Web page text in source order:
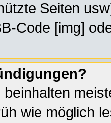
Seiten
Code [img]
wie möglich